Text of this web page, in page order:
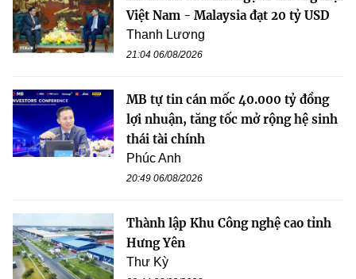
Việt Nam - Malaysia đạt 20 tỷ USD
Thanh Lương
21:04 06/08/2026
MB tự tin cán mốc 40.000 tỷ đồng
lợi nhuận, tăng tốc mở rộng hệ sinh
thái tài chính
Phúc Anh
20:49 06/08/2026
Thành lập Khu Công nghệ cao tỉnh
Hưng Yên
Thư Kỳ